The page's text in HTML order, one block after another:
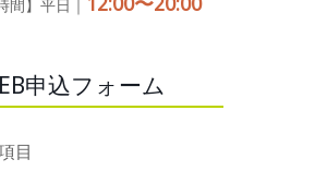
間】平日｜
申込フォーム
目